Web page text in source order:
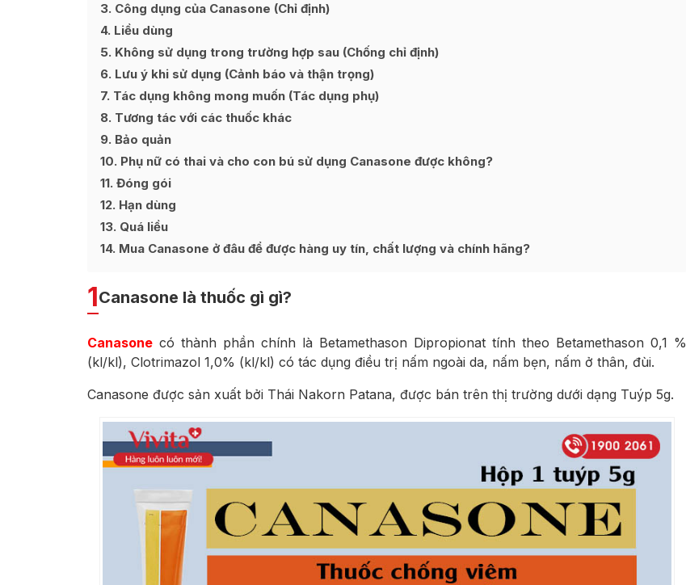
3 Công dụng của Canasone (Chỉ định)
4 Liều dùng
5 Không sử dụng trong trường hợp sau (Chống chỉ định)
6 Lưu ý khi sử dụng (Cảnh báo và thận trọng)
7 Tác dụng không mong muốn (Tác dụng phụ)
8 Tương tác với các thuốc khác
9 Bảo quản
10 Phụ nữ có thai và cho con bú sử dụng Canasone được không?
11 Đóng gói
12 Hạn dùng
13 Quá liều
14 Mua Canasone ở đâu để được hàng uy tín, chất lượng và chính hãng?
1Canasone là thuốc gì gì?
Canasone có thành phần chính là Betamethason Dipropionat tính theo Betamethason 0,1 %
(kl/kl), Clotrimazol 1,0% (kl/kl) có tác dụng điều trị nấm ngoài da, nấm bẹn, nấm ở thân, đùi.
Canasone được sản xuất bởi Thái Nakorn Patana, được bán trên thị trường dưới dạng Tuýp 5g.